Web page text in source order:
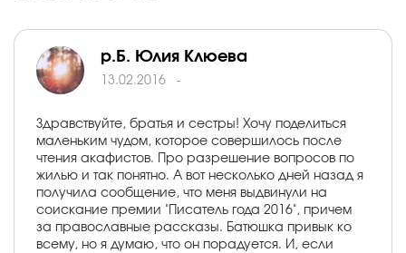
р.Б. Юлия Клюева
13.02.2016 -
Здравствуйте, братья и сестры! Хочу поделиться
маленьким чудом, которое совершилось после
чтения акафистов. Про разрешение вопросов по
жилью и так понятно. А вот несколько дней назад я
получила сообщение, что меня выдвинули на
соискание премии "Писатель года 2016", причем
за православные рассказы. Батюшка привык ко
всему, но я думаю, что он порадуется. И, если